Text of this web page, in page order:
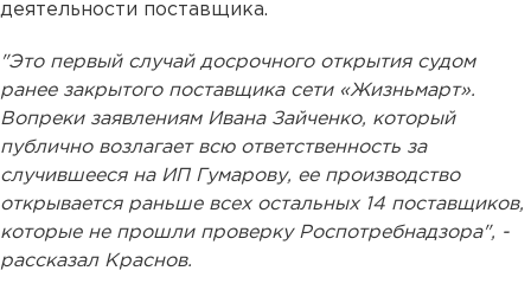
деятельности поставщика.
"Это первый случай досрочного открытия судом
ранее закрытого поставщика сети «Жизньмарт».
Вопреки заявлениям Ивана Зайченко, который
публично возлагает всю ответственность за
случившееся на ИП Гумарову, ее производство
открывается раньше всех остальных 14 поставщиков,
которые не прошли проверку Роспотребнадзора", -
рассказал Краснов.